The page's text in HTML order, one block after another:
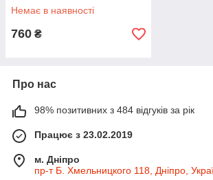
Немає в наявності
760 ₴
Про нас
98% позитивних з 484 відгуків за рік
Працює з 23.02.2019
м. Дніпро
пр-т Б. Хмельницкого 118, Дніпро,